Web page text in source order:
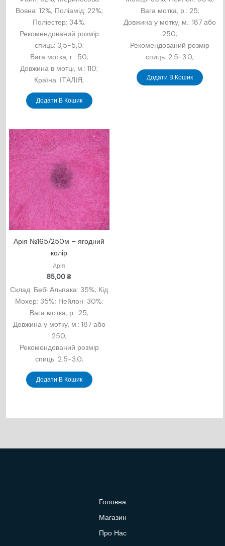
Вовна: 12%; Поліамід: 22%;
Поліестер: 34%;
Рекомендований розмір
спиць: 3,5-5,0;
Вага мотка, г.: 50;
Довжина в мотцi, м.: 110;
Країна: ІТАЛІЯ;
Додати В Кошик
Вага мотка, р.: 25;
Довжина у мотку, м.: 187 або
250;
Рекомендований розмір
спиць: 2.5-3.0;
Додати В Кошик
Арія №165/250м – ягодний
колір
Арія
85,00₴
Склад: Бебі Альпака: 35%; Кід
Мохер: 35%; Нейлон: 30%;
Вага мотка, р.: 25;
Довжина у мотку, м.: 187 або
250;
Рекомендований розмір
спиць: 2.5-3.0;
Додати В Кошик
Головна
Магазин
Про Нас